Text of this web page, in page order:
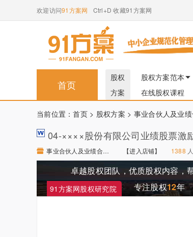
欢迎访问91方案网 Ctrl+D 收藏91方案网
首页
股权
方案
股权方案范本
在线股权课程
当前位置：首页> 股权方案 > 事业合伙人及业
04-××××股份有限公司业绩股票激
事业合伙人及业绩合同 【进入店铺】 【进入店铺】 1388
91方案网股权研究院
卓越股权团队，优质股权内容，
专注股权12年